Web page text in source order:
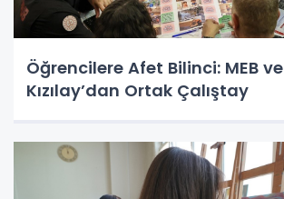
Öğrencilere Afet Bilinci: MEB ve
Kızılay’dan Ortak Çalıştay